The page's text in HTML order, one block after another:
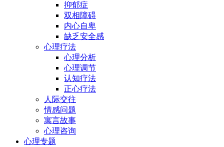
抑郁症
双相障碍
内心自卑
缺乏安全感
心理疗法
心理分析
心理调节
认知疗法
正心疗法
人际交往
情感问题
寓言故事
心理咨询
心理专题